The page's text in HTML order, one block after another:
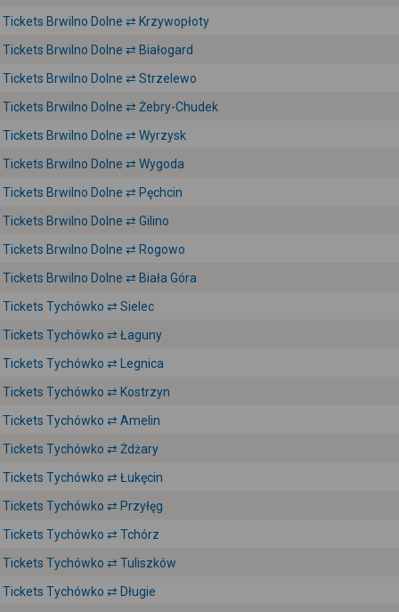
Tickets Brwilno Dolne ⇄ Krzywopłoty
Tickets Brwilno Dolne ⇄ Białogard
Tickets Brwilno Dolne ⇄ Strzelewo
Tickets Brwilno Dolne ⇄ Żebry-Chudek
Tickets Brwilno Dolne ⇄ Wyrzysk
Tickets Brwilno Dolne ⇄ Wygoda
Tickets Brwilno Dolne ⇄ Pęchcin
Tickets Brwilno Dolne ⇄ Gilino
Tickets Brwilno Dolne ⇄ Rogowo
Tickets Brwilno Dolne ⇄ Biała Góra
Tickets Tychówko ⇄ Sielec
Tickets Tychówko ⇄ Łaguny
Tickets Tychówko ⇄ Legnica
Tickets Tychówko ⇄ Kostrzyn
Tickets Tychówko ⇄ Amelin
Tickets Tychówko ⇄ Żdżary
Tickets Tychówko ⇄ Łukęcin
Tickets Tychówko ⇄ Przyłęg
Tickets Tychówko ⇄ Tchórz
Tickets Tychówko ⇄ Tuliszków
Tickets Tychówko ⇄ Długie